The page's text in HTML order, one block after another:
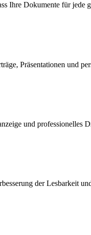
Ihre Dokumente für
Präsentationen und
und professionelles
der Lesbarkeit